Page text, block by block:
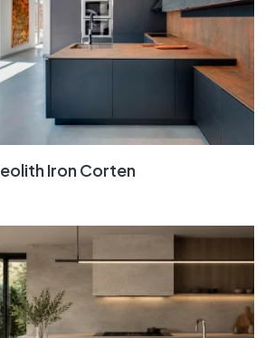
Neolith Iron Corten